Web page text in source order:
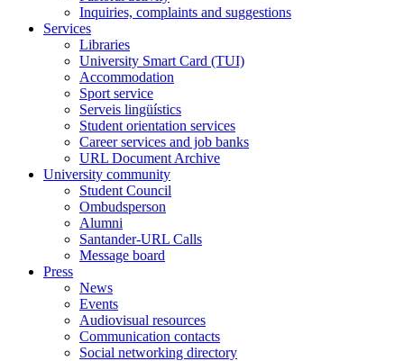
Inquiries, complaints and suggestions
Services
Libraries
University Smart Card (TUI)
Accommodation
Sport service
Serveis lingüístics
Student orientation services
Career services and job banks
URL Document Archive
University community
Student Council
Ombudsperson
Alumni
Santander-URL Calls
Message board
Press
News
Events
Audiovisual resources
Communication contacts
Social networking directory